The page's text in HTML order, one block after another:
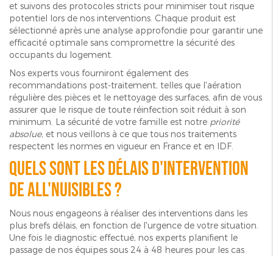
et suivons des protocoles stricts pour minimiser tout risque
potentiel lors de nos interventions. Chaque produit est
sélectionné après une analyse approfondie pour garantir une
efficacité optimale sans compromettre la sécurité des
occupants du logement.
Nos experts vous fourniront également des
recommandations post-traitement, telles que l'aération
régulière des pièces et le nettoyage des surfaces, afin de vous
assurer que le risque de toute réinfection soit réduit à son
minimum. La sécurité de votre famille est notre priorité
absolue, et nous veillons à ce que tous nos traitements
respectent les normes en vigueur en France et en IDF.
Quels sont les délais d'intervention
de ALL'NUISIBLES ?
Nous nous engageons à réaliser des interventions dans les
plus brefs délais, en fonction de l'urgence de votre situation.
Une fois le diagnostic effectué, nos experts planifient le
passage de nos équipes sous 24 à 48 heures pour les cas